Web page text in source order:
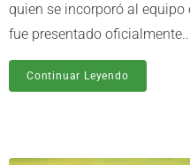
quien se incorporó al
fue presentado
Continuar Leyendo